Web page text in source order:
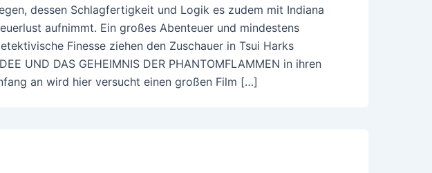
dessen Schlagfertigkeit und Logik es zudem mit Indiana
aufnimmt. Ein großes Abenteuer und mindestens
Finesse ziehen den Zuschauer in Tsui Harks
UND DAS GEHEIMNIS DER PHANTOMFLAMMEN in ihren
an wird hier versucht einen großen Film […]